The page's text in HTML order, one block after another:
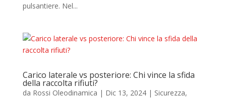
pulsantiere. Nel...
Carico laterale vs posteriore: Chi vince la sfida
della raccolta rifiuti?
da Rossi Oleodinamica | Dic 13, 2024| Sicurezza,